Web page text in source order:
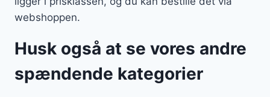
webshoppen.
Husk også at se vores andre
spændende kategorier